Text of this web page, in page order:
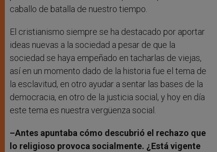
caballo de batalla de nuestro tiempo.
El cristianismo siempre se ha destacado por aportar
ideas nuevas a la sociedad a pesar de que la
sociedad se haya empeñado en tacharlas de viejas,
así en un momento dado de la historia fue el tema de
la esclavitud, en otro ayudar a sentar las bases de la
democracia, en otro de la justicia social, y hoy en día
este tema es nuestra vergüenza social.
–Antes apuntaba cómo descubrió el rechazo que
lo religioso provoca socialmente. ¿Está vigente